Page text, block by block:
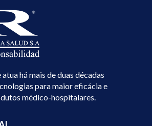
descartáveis, cada vez mais adotada em
inovadores, reduz o risco de infecção e
proporciona maior segurança aos pacientes e
além de reduzir o alto custo destes
descartáveis, transparentes, atóxicas,
seguras e sem vazamentos. São
dos requisitos das BPF – Boas Práticas de
há mais de duas décadas
para maior eficácia e
médico-hospitalares.